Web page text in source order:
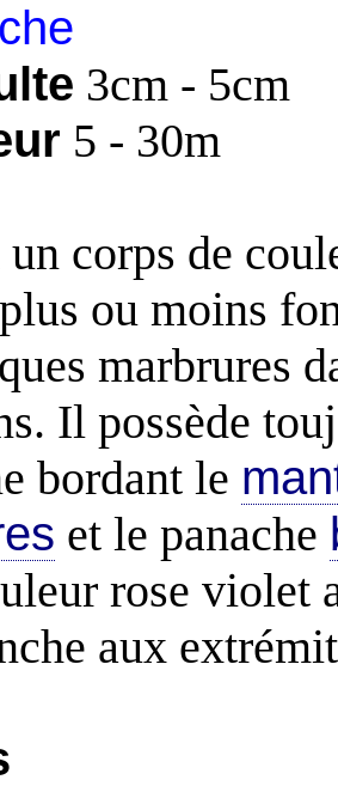
3cm - 5cm
5 - 30m
corps de
ou moins
marbrures
Il possède
bordant le
et le panache
rose violet
aux